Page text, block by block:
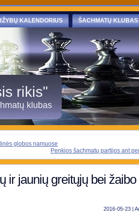
KALENDORIUS ŠACHMATŲ KLUBAS
rikis"
klubas
globos namuose
Penkios šachmatų partijos ant
ir jaunių greitųjų bei žaibo
2016-05-23 |